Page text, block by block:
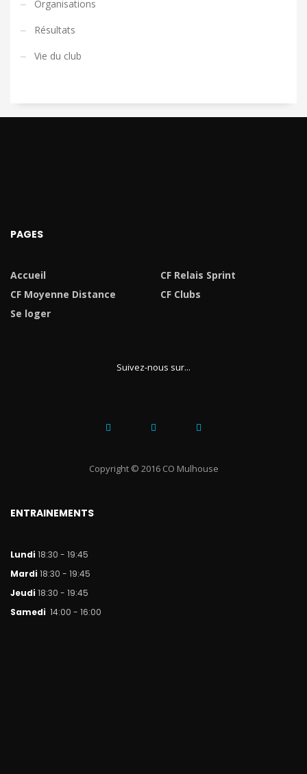
Organisations
Résultats
Vie du club
PAGES
Accueil
CF Relais Sprint
CF Moyenne Distance
CF Clubs
Se loger
Suivez-nous sur...
Copyright © 2016 CO Mulhouse
ENTRAINEMENTS
Lundi 18:30 - 19:45
Mardi 18:30 - 19:45
Jeudi 18:30 - 19:45
Samedi 14:00 - 16:00